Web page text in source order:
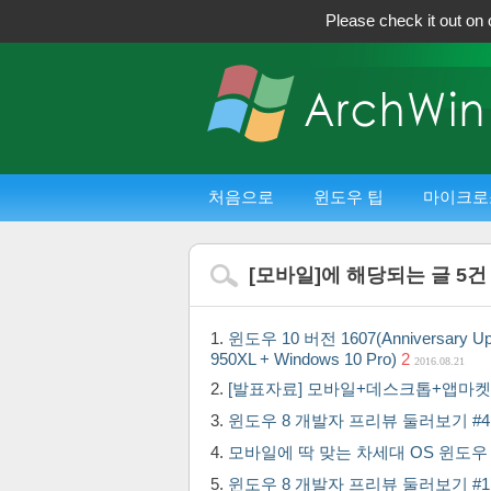
Please check it out on
처음으로 윈도우 팁 마이크
[모바일]에 해당되는 글 5건
윈도우 10 버전 1607(Anniversary
950XL + Windows 10 Pro) 2 2016.08.21
[발표자료] 모바일+데스크톱+앱마
윈도우 8 개발자 프리뷰 둘러보기
모바일에 딱 맞는 차세대 OS 윈도
윈도우 8 개발자 프리뷰 둘러보기 #1